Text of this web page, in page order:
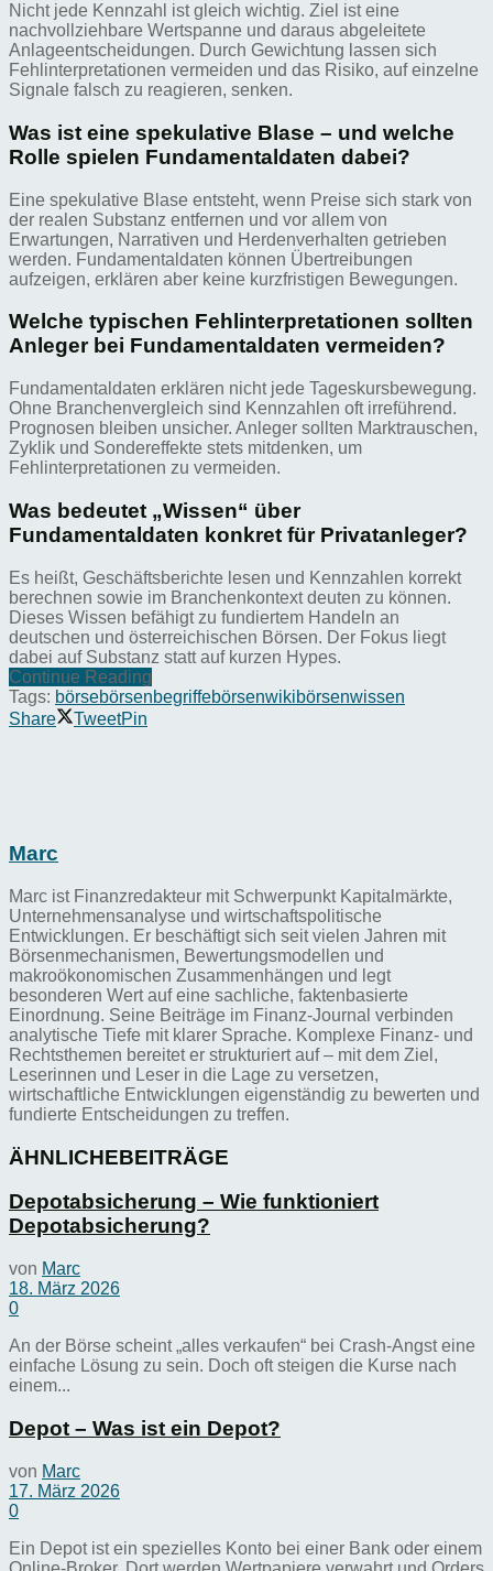
Nicht jede Kennzahl ist gleich wichtig. Ziel ist eine
nachvollziehbare Wertspanne und daraus abgeleitete
Anlageentscheidungen. Durch Gewichtung lassen sich
Fehlinterpretationen vermeiden und das Risiko, auf einzelne
Signale falsch zu reagieren, senken.
Was ist eine spekulative Blase – und welche
Rolle spielen Fundamentaldaten dabei?
Eine spekulative Blase entsteht, wenn Preise sich stark von
der realen Substanz entfernen und vor allem von
Erwartungen, Narrativen und Herdenverhalten getrieben
werden. Fundamentaldaten können Übertreibungen
aufzeigen, erklären aber keine kurzfristigen Bewegungen.
Welche typischen Fehlinterpretationen sollten
Anleger bei Fundamentaldaten vermeiden?
Fundamentaldaten erklären nicht jede Tageskursbewegung.
Ohne Branchenvergleich sind Kennzahlen oft irreführend.
Prognosen bleiben unsicher. Anleger sollten Marktrauschen,
Zyklik und Sondereffekte stets mitdenken, um
Fehlinterpretationen zu vermeiden.
Was bedeutet „Wissen“ über
Fundamentaldaten konkret für Privatanleger?
Es heißt, Geschäftsberichte lesen und Kennzahlen korrekt
berechnen sowie im Branchenkontext deuten zu können.
Dieses Wissen befähigt zu fundiertem Handeln an
deutschen und österreichischen Börsen. Der Fokus liegt
dabei auf Substanz statt auf kurzen Hypes.
Continue Reading
Tags: börsebörsenbegriffebörsenwikibörsenwissen
Share
TweetPin
Marc
Marc ist Finanzredakteur mit Schwerpunkt Kapitalmärkte,
Unternehmensanalyse und wirtschaftspolitische
Entwicklungen. Er beschäftigt sich seit vielen Jahren mit
Börsenmechanismen, Bewertungsmodellen und
makroökonomischen Zusammenhängen und legt
besonderen Wert auf eine sachliche, faktenbasierte
Einordnung. Seine Beiträge im Finanz-Journal verbinden
analytische Tiefe mit klarer Sprache. Komplexe Finanz- und
Rechtsthemen bereitet er strukturiert auf – mit dem Ziel,
Leserinnen und Leser in die Lage zu versetzen,
wirtschaftliche Entwicklungen eigenständig zu bewerten und
fundierte Entscheidungen zu treffen.
ÄHNLICHEBEITRÄGE
Depotabsicherung – Wie funktioniert
Depotabsicherung?
von Marc
18. März 2026
0
An der Börse scheint „alles verkaufen“ bei Crash-Angst eine
einfache Lösung zu sein. Doch oft steigen die Kurse nach
einem...
Depot – Was ist ein Depot?
von Marc
17. März 2026
0
Ein Depot ist ein spezielles Konto bei einer Bank oder einem